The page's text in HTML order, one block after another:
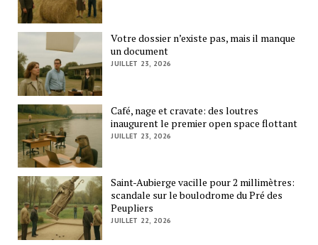
Votre dossier n’existe pas, mais il manque
un document
JUILLET 23, 2026
Café, nage et cravate: des loutres
inaugurent le premier open space flottant
JUILLET 23, 2026
Saint-Aubierge vacille pour 2 millimètres:
scandale sur le boulodrome du Pré des
Peupliers
JUILLET 22, 2026